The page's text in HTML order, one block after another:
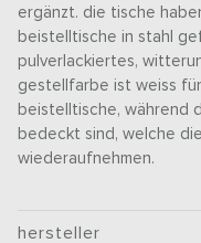
ergänzt. die tische
beistelltische in stahl
pulverlackiertes,
gestellfarbe ist weiss
beistelltische, während
bedeckt sind, welche
wiederaufnehmen.
hersteller